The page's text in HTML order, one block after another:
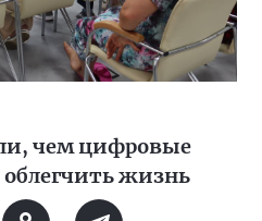
чем цифровые
жизнь